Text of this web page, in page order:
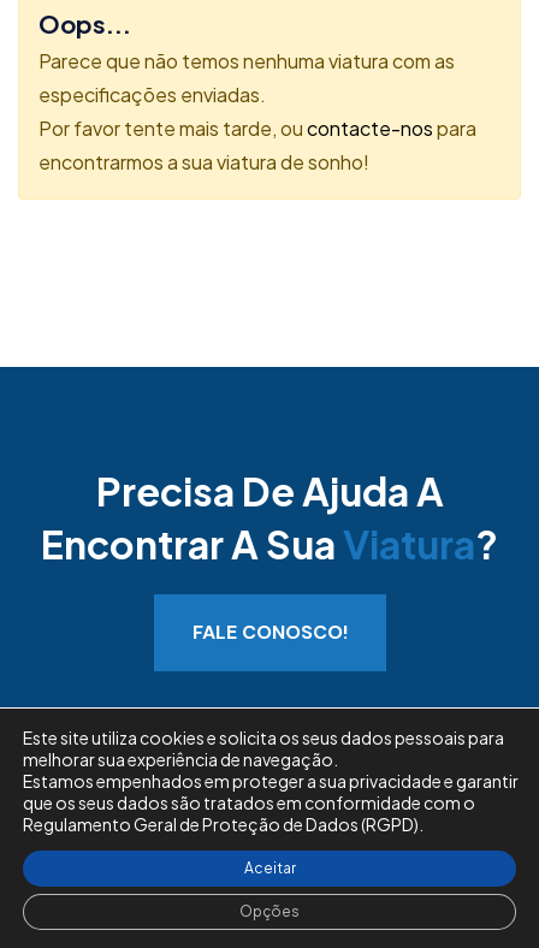
Oops...
Parece que não temos nenhuma viatura com as
especificações enviadas.
Por favor tente mais tarde, oucontacte-nospara
encontrarmos a sua viatura de sonho!
Precisa De Ajuda A
Encontrar A SuaViatura?
FALE CONOSCO!
Consultar DísticoLivro de Reclamações
Copyright © 2026 VFauto.pt. Todos os direitos
reservados.
Este site utiliza cookies e solicita os seus dados pessoais para
melhorar sua experiência de navegação.
Estamos empenhados em proteger a sua privacidade e garantir
que os seus dados são tratados em conformidade com o
Regulamento Geral de Proteção de Dados (RGPD).
Aceitar
Opções